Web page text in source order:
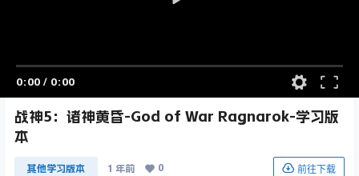
0:00 / 0:00
战神5：诸神黄昏-God of War Ragnarok-学习版
本
其他学习版本 1 年前 0 前往下载